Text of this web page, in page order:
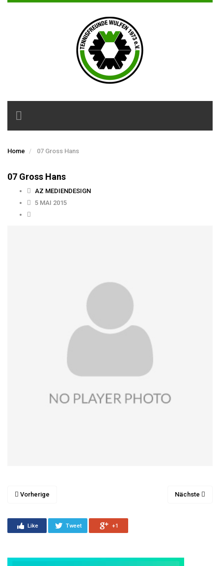
Toggle
navigation
Home 07 Gross Hans
07 Gross Hans
AZ MEDIENDESIGN
5 MAI 2015
Vorherige Nächste
Like Tweet +1